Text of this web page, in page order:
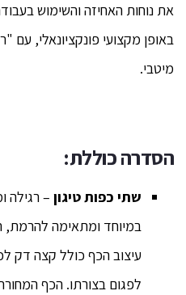
את נוחות האחיזה והשימוש
באופן מקצועי פונקציונאלי, עם
מיטבי.
הסדרה כוללת:
שתי כפות טיגון
במיוחד ומתאימה להרמת,
עיצוב הכף כולל קצה דק
לפגום בצורתו. הכף